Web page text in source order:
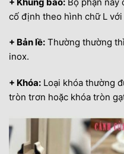
cố định theo hình chữ L
+ Bản lề: Thường thường
inox.
+ Khóa: Loại khóa thường
tròn trơn hoặc khóa tròn